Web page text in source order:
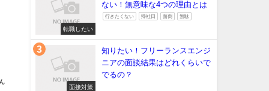
転職したい
ない！無意味な4つの理由とは
行きたくない 帰社日 面倒 無駄
面接対策
知りたい！フリーランスエンジ
ニアの面談結果はどれくらいで
でるの？